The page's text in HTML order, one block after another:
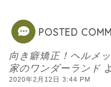
POSTED
向き癖矯正！ヘルメ
家のワンダーランド
2020年2月12日 3:44 PM